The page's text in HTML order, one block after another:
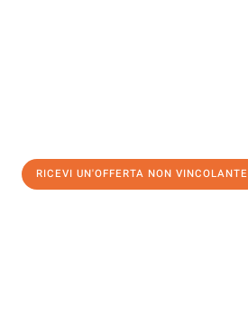
RICEVI UN'OFFERTA NON VINCOLANTE